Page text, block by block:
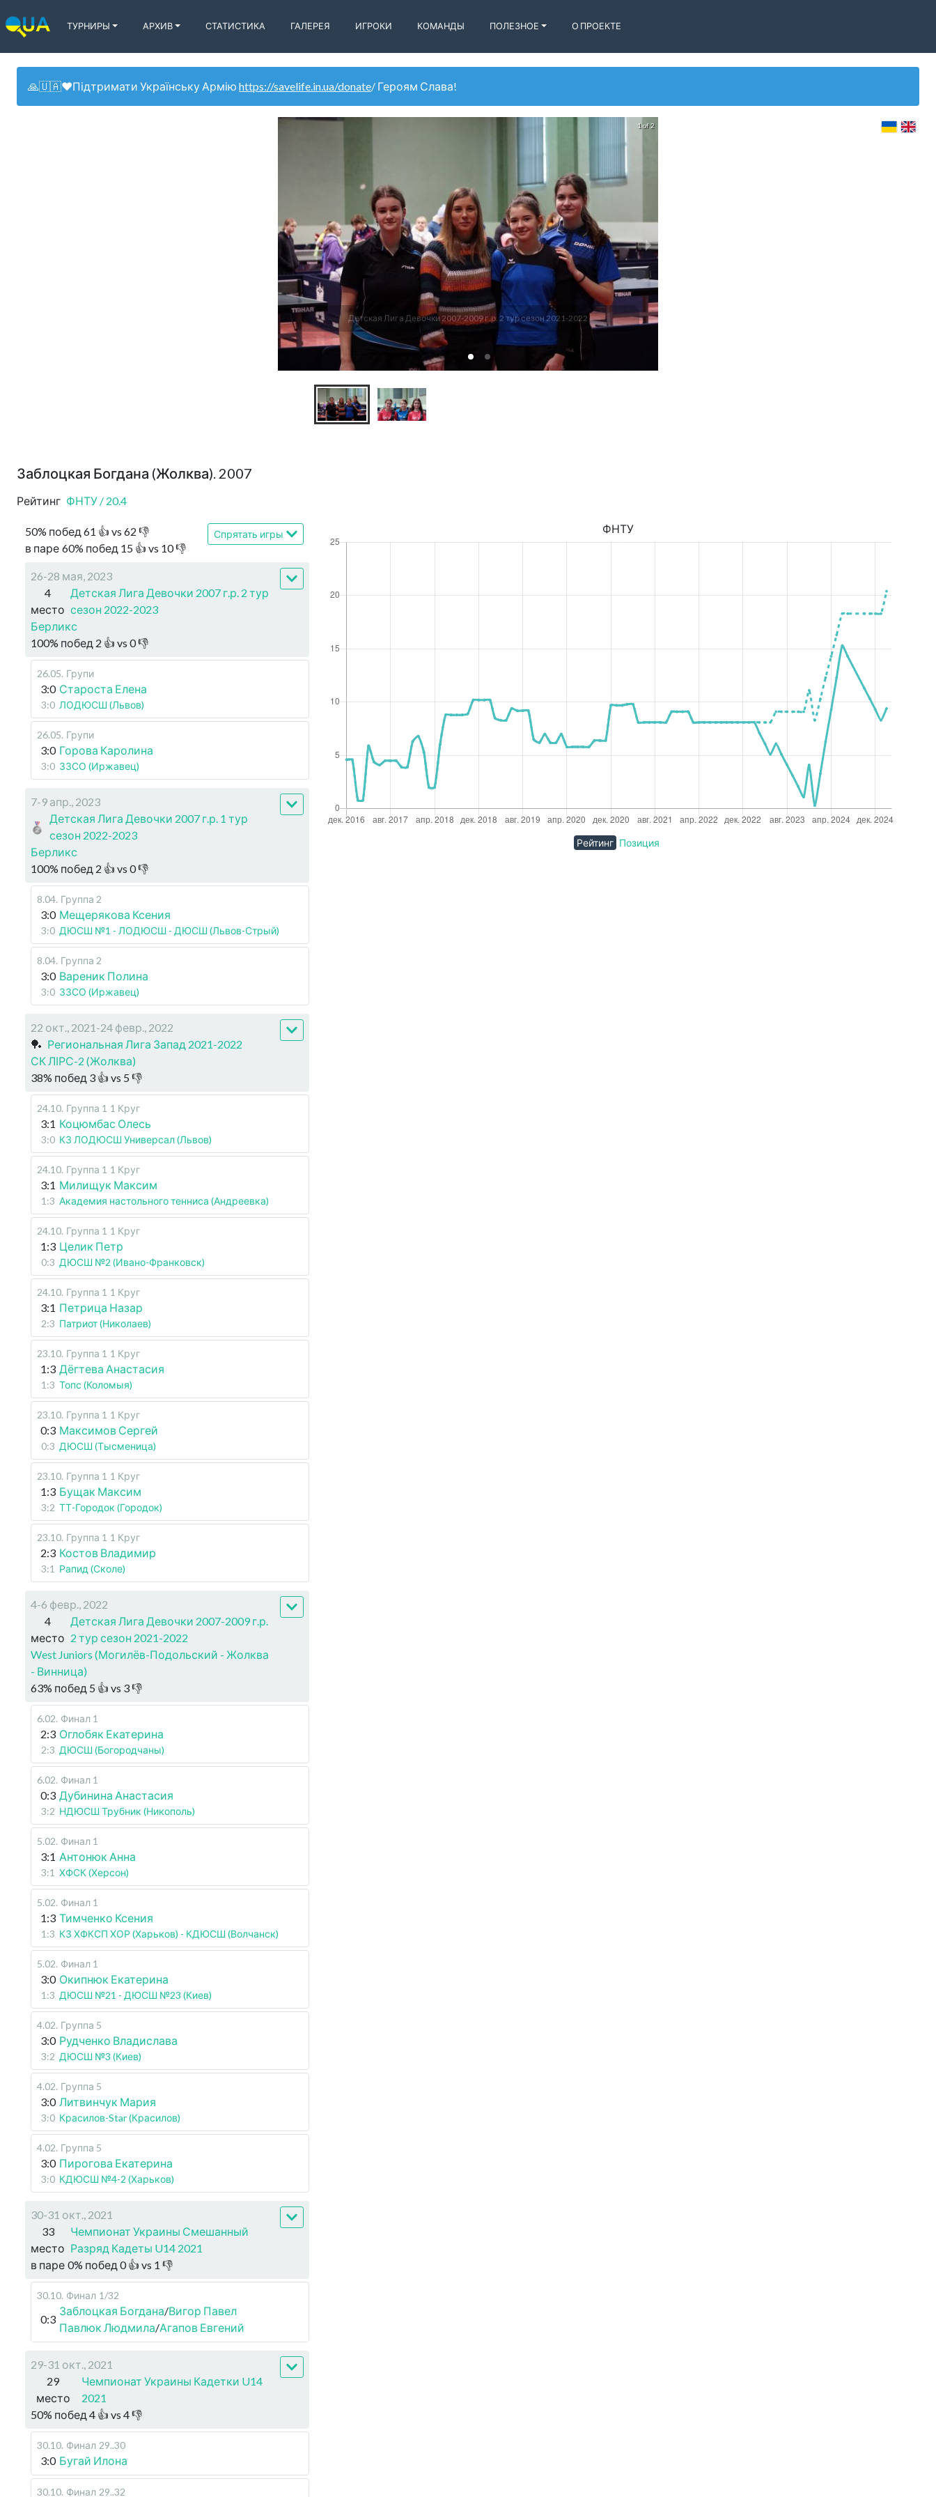
ТУРНИРЫ АРХИВ СТАТИСТИКА ГАЛЕРЕЯ ИГРОКИ КОМАНДЫ ПОЛЕЗНОЕ О ПРОЕКТЕ
🙏🇺🇦❤️Підтримати Українську Армію https://savelife.in.ua/donate/ Героям Слава!
Детская Лига Девочки 2007-2009 г.р. 2 тур сезон 2021-2022
1 of 2
Заблоцкая Богдана (Жолква). 2007
Рейтинг ФНТУ / 20.4
50% побед 61 👍 vs 62 👎
в паре 60% побед 15 👍 vs 10👎
Спрятать игры
26-28 мая, 2023
4
место
Детская Лига Девочки 2007 г.р. 2 тур
сезон 2022-2023
Берликс
100% побед 2 👍 vs 0👎
26.05. Групи
3:0 Староста Елена
3:0 ЛОДЮСШ (Львов)
26.05. Групи
3:0 Горова Каролина
3:0 ЗЗСО (Иржавец)
7-9 апр., 2023
Детская Лига Девочки 2007 г.р. 1 тур
сезон 2022-2023
Берликс
100% побед 2 👍 vs 0👎
8.04. Группа 2
3:0 Мещерякова Ксения
3:0 ДЮСШ №1 - ЛОДЮСШ - ДЮСШ (Львов-Стрый)
8.04. Группа 2
3:0 Вареник Полина
3:0 ЗЗСО (Иржавец)
22 окт., 2021-24 февр., 2022
🏓 Региональная Лига Запад 2021-2022
СК ЛІРС-2 (Жолква)
38% побед 3 👍 vs 5 👎
24.10. Группа 1 1 Круг
3:1 Коцюмбас Олесь
3:0 КЗ ЛОДЮСШ Универсал (Львов)
24.10. Группа 1 1 Круг
3:1 Милищук Максим
1:3 Академия настольного тенниса (Андреевка)
24.10. Группа 1 1 Круг
1:3 Целик Петр
0:3 ДЮСШ №2 (Ивано-Франковск)
24.10. Группа 1 1 Круг
3:1 Петрица Назар
2:3 Патриот (Николаев)
23.10. Группа 1 1 Круг
1:3 Дёгтева Анастасия
1:3 Топс (Коломыя)
23.10. Группа 1 1 Круг
0:3 Максимов Сергей
0:3 ДЮСШ (Тысменица)
23.10. Группа 1 1 Круг
1:3 Бущак Максим
3:2 ТТ-Городок (Городок)
23.10. Группа 1 1 Круг
2:3 Костов Владимир
3:1 Рапид (Сколе)
4-6 февр., 2022
4
место
Детская Лига Девочки 2007-2009 г.р.
2 тур сезон 2021-2022
West Juniors (Могилёв-Подольский - Жолква
- Винница)
63% побед 5 👍 vs 3👎
6.02. Финал 1
2:3 Оглобяк Екатерина
2:3 ДЮСШ (Богородчаны)
6.02. Финал 1
0:3 Дубинина Анастасия
3:2 НДЮСШ Трубник (Никополь)
5.02. Финал 1
3:1 Антонюк Анна
3:1 ХФСК (Херсон)
5.02. Финал 1
1:3 Тимченко Ксения
1:3 КЗ ХФКСП ХОР (Харьков) - КДЮСШ (Волчанск)
5.02. Финал 1
3:0 Окипнюк Екатерина
1:3 ДЮСШ №21 - ДЮСШ №23 (Киев)
4.02. Группа 5
3:0 Рудченко Владислава
3:2 ДЮСШ №3 (Киев)
4.02. Группа 5
3:0 Литвинчук Мария
3:0 Красилов-Star (Красилов)
4.02. Группа 5
3:0 Пирогова Екатерина
3:0 КДЮСШ №4-2 (Харьков)
30-31 окт., 2021
33
место
Чемпионат Украины Смешанный
Разряд Кадеты U14 2021
в паре 0% побед 0👍 vs 1 👎
30.10. Финал 1/32
0:3
Заблоцкая Богдана/Вигор Павел
Павлюк Людмила/Агапов Евгений
29-31 окт., 2021
29
место
Чемпионат Украины Кадетки U14
2021
50% побед 4 👍 vs 4👎
30.10. Финал 29..30
3:0 Бугай Илона
30.10. Финал 29..32
ФНТУ
Рейтинг Позиция